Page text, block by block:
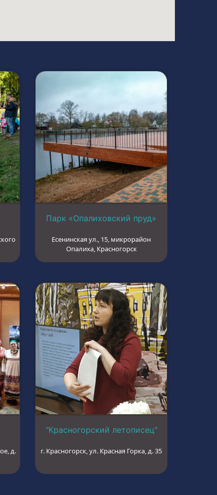
Парк «Опалиховский пруд»
Есенинская ул., 15, микрорайон
Опалиха, Красногорск
д.
"Красногорский летописец"
г. Красногорск, ул. Красная Горка, д. 35